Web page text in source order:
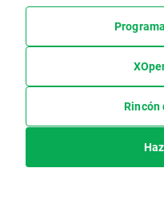
Rincón